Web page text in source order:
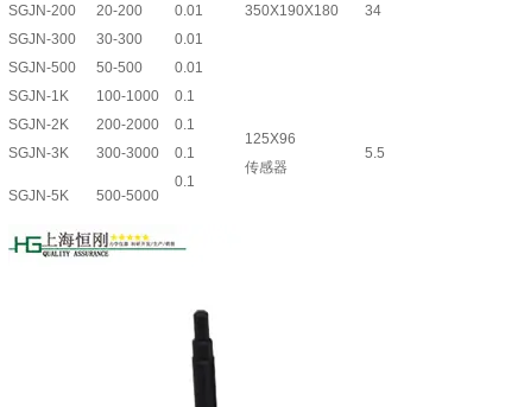
350X190X180 34
SGJN-200
20-200
0.01
SGJN-300
30-300
0.01
SGJN-500
50-500
0.01
SGJN-1K
100-1000 0.1
125X96
传感器
5.5
SGJN-2K 200-2000
0.1
SGJN-3K
300-3000 0.1
SGJN-5K 500-5000
0.1